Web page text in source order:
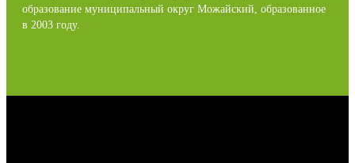
образование муниципальный округ Можайский, образованное
в 2003 году.